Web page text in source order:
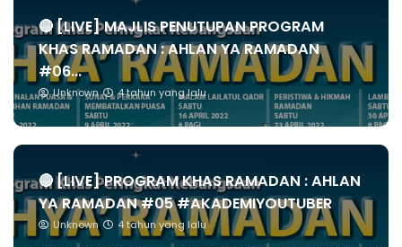
🔴 [LIVE] MAJLIS PENUTUPAN PROGRAM
KHAS RAMADAN : AHLAN YA RAMADAN
#06...
Unknown 4 tahun yang lalu
🔴 [LIVE] PROGRAM KHAS RAMADAN : AHLAN
YA RAMADAN #05 #AKADEMIYOUTUBER
Unknown 4 tahun yang lalu